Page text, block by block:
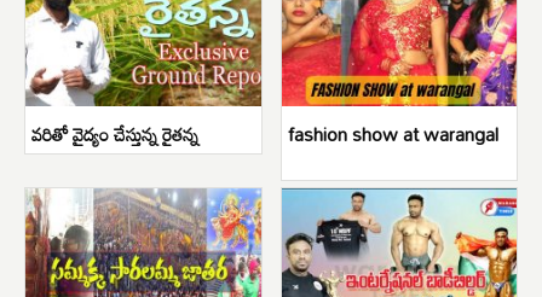
వరితో వైద్యం చేస్తున్న రైతన్న fashion show at warangal